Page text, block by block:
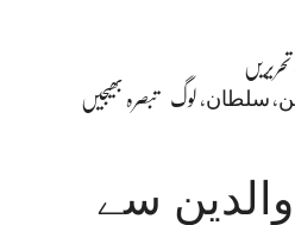
، ﺳﻠﻄﺎﻥ، لوگ تبصرہ بھیجیں
والدین سے